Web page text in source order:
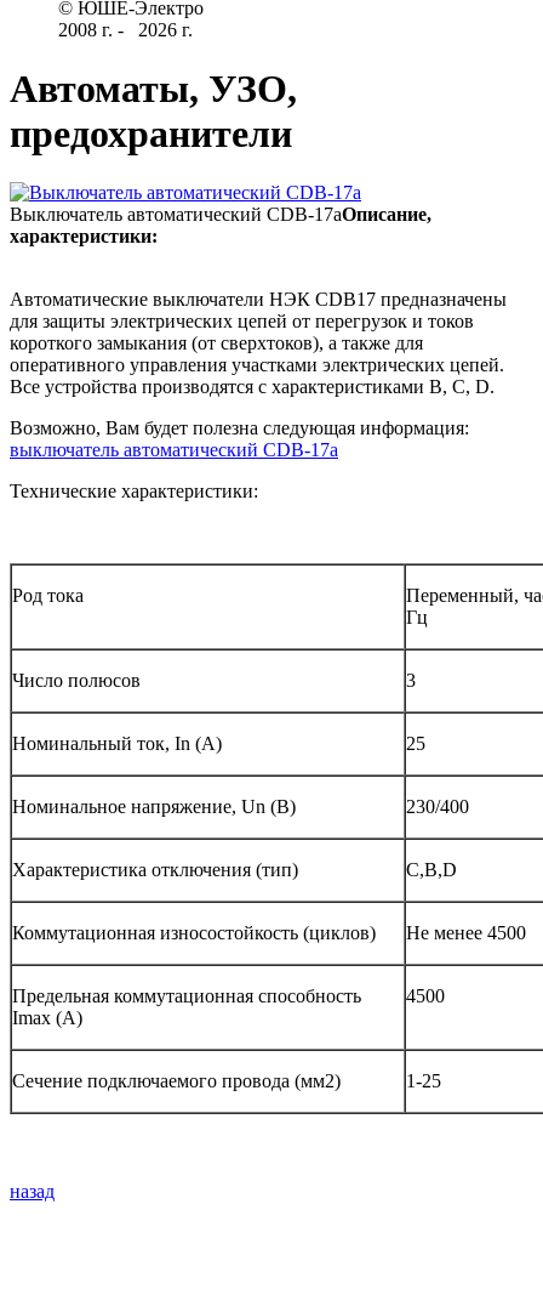
© ЮШЕ-Эл­ектро ­
2008 г­. - ­ ­­­­­
2026 г.
Автоматы, УЗО,
предохранители
Выключатель автоматический CDB-17aОписание,
характеристики:
Автоматические выключатели НЭК CDB17 предназначены
для защиты электрических цепей от перегрузок и токов
короткого замыкания (от сверхтоков), а также для
оперативного управления участками электрических цепей.
Все устройства производятся с характеристиками В, С, D.
Возможно, Вам будет полезна следующая информация:
выключатель автоматический CDB-17a
Технические характеристики:
Род тока
Переменный,
Гц
Число полюсов 3
Номинальный ток, In (A) 25
Номинальное напряжение, Un (В) 230/400
Характеристика отключения (тип) С,В,D
Коммутационная износостойкость (циклов) Не менее 4500
Предельная коммутационная способность
Imax (A)
4500
Сечение подключаемого провода (мм2) 1-25
назад